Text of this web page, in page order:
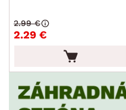
2.29 €
2.99 €